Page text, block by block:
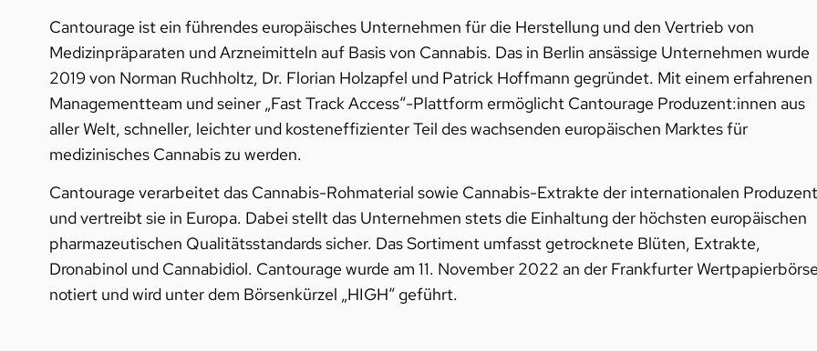
Cantourage ist ein führendes europäisches Unternehmen für die Herstellung und den Vertrieb von
Medizinpräparaten und Arzneimitteln auf Basis von Cannabis. Das in Berlin ansässige Unternehmen wurde
2019 von Norman Ruchholtz, Dr. Florian Holzapfel und Patrick Hoffmann gegründet. Mit einem erfahrenen
Managementteam und seiner „Fast Track Access“-Plattform ermöglicht Cantourage Produzent:innen aus
aller Welt, schneller, leichter und kosteneffizienter Teil des wachsenden europäischen Marktes für
medizinisches Cannabis zu werden.
Cantourage verarbeitet das Cannabis-Rohmaterial sowie Cannabis-Extrakte der internationalen
und vertreibt sie in Europa. Dabei stellt das Unternehmen stets die Einhaltung der höchsten europäischen
pharmazeutischen Qualitätsstandards sicher. Das Sortiment umfasst getrocknete Blüten, Extrakte,
Dronabinol und Cannabidiol. Cantourage wurde am 11. November 2022 an der Frankfurter
notiert und wird unter dem Börsenkürzel „HIGH“ geführt.